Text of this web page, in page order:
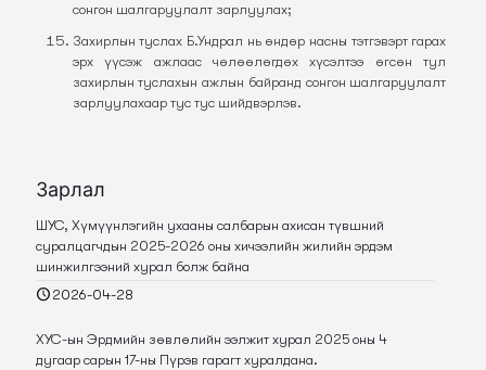
сонгон шалгаруулалт зарлуулах;
Захирлын туслах Б.Ундрал нь өндөр насны тэтгэвэрт гарах
эрх үүсэж ажлаас чөлөөлөгдөх хүсэлтээ өгсөн тул
захирлын туслахын ажлын байранд сонгон шалгаруулалт
зарлуулахаар тус тус шийдвэрлэв.
Зарлал
ШУС, Хүмүүнлэгийн ухааны салбарын ахисан түвшний
суралцагчдын 2025-2026 оны хичээлийн жилийн эрдэм
шинжилгээний хурал болж байна
2026-04-28
ХУС-ын Эрдмийн зөвлөлийн ээлжит хурал 2025 оны 4
дугаар сарын 17-ны Пүрэв гарагт хуралдана.